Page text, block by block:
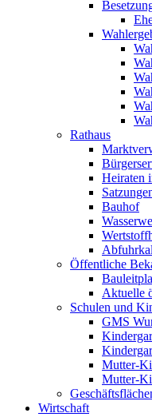
Rathaus
Heiraten
Bauhof
Öffentliche
Aktuelle
Schulen und
GMS
Mutter-
Mutter-
Wirtschaft